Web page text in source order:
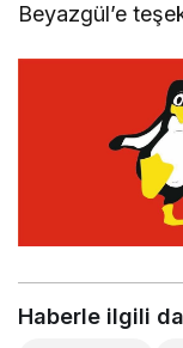
Beyazgül’e
Haberle ilgili